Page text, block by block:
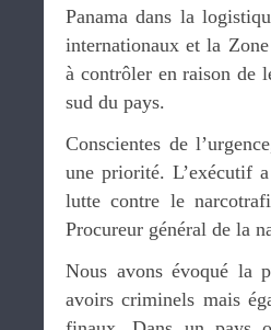
Panama dans la
internationaux et la
à contrôler en raison de
sud du pays.
Conscientes de
une priorité. L’exécutif
lutte contre le
Procureur général de la
Nous avons évoqué la
avoirs criminels mais